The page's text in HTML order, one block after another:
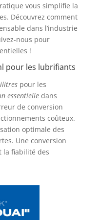
vous simplifie la
Découvrez comment
dans l’industrie
nous pour
!
pour les lubrifiants
pour les
essentielledans
de conversion
coûteux.
optimale des
Une conversion
la fiabilité des